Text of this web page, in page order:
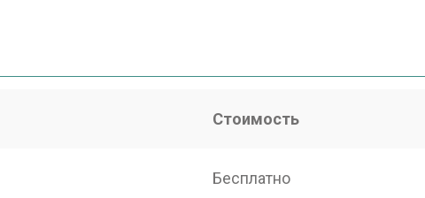
Стоимость
Бесплатно